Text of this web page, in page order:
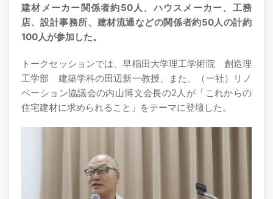
建材メーカー関係者約50人、ハウスメーカー、工務
店、設計事務所、建材流通などの関係者約50人の計約
100人が参加した。
トークセッションでは、早稲田大学理工学術院 創造理
工学部 建築学科の田辺新一教授、また、（一社）リノ
ベーション協議会の内山博文会長の2人が「これからの
住宅建材に求められること」をテーマに登壇した。